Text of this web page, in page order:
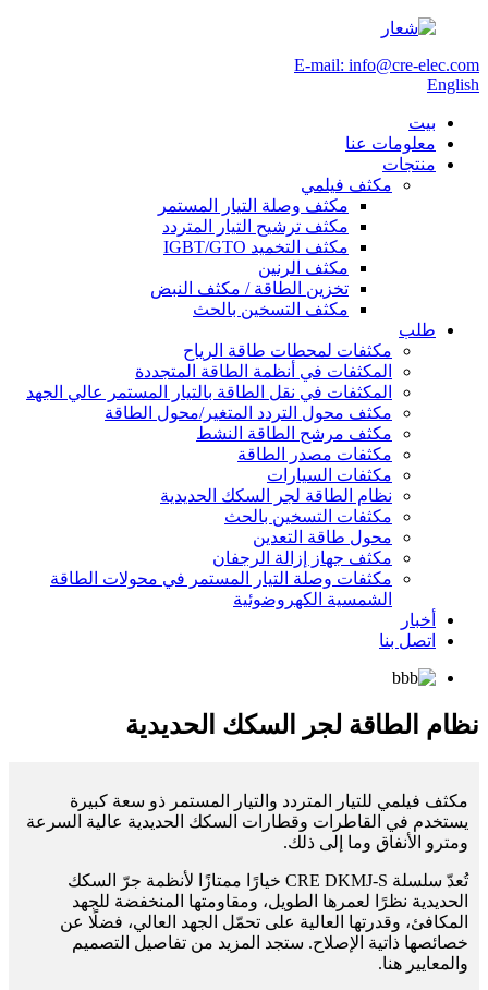
E-mail: info@cre-elec.com
English
بيت
معلومات عنا
منتجات
مكثف فيلمي
مكثف وصلة التيار المستمر
مكثف ترشيح التيار المتردد
مكثف التخميد IGBT/GTO
مكثف الرنين
تخزين الطاقة / مكثف النبض
مكثف التسخين بالحث
طلب
مكثفات لمحطات طاقة الرياح
المكثفات في أنظمة الطاقة المتجددة
المكثفات في نقل الطاقة بالتيار المستمر عالي الجهد
مكثف محول التردد المتغير/محول الطاقة
مكثف مرشح الطاقة النشط
مكثفات مصدر الطاقة
مكثفات السيارات
نظام الطاقة لجر السكك الحديدية
مكثفات التسخين بالحث
محول طاقة التعدين
مكثف جهاز إزالة الرجفان
مكثفات وصلة التيار المستمر في محولات الطاقة
الشمسية الكهروضوئية
أخبار
اتصل بنا
نظام الطاقة لجر السكك الحديدية
مكثف فيلمي للتيار المتردد والتيار المستمر ذو سعة كبيرة
يستخدم في القاطرات وقطارات السكك الحديدية عالية السرعة
ومترو الأنفاق وما إلى ذلك.
تُعدّ سلسلة CRE DKMJ-S خيارًا ممتازًا لأنظمة جرّ السكك
الحديدية نظرًا لعمرها الطويل، ومقاومتها المنخفضة للجهد
المكافئ، وقدرتها العالية على تحمّل الجهد العالي، فضلًا عن
خصائصها ذاتية الإصلاح. ستجد المزيد من تفاصيل التصميم
والمعايير هنا.